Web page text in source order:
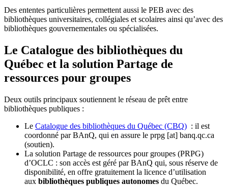
Des ententes particulières permettent aussi le PEB avec des
bibliothèques universitaires, collégiales et scolaires ainsi qu’avec des
bibliothèques gouvernementales ou spécialisées.
Le Catalogue des bibliothèques du
Québec et la solution Partage de
ressources pour groupes
Deux outils principaux soutiennent le réseau de prêt entre
bibliothèques publiques :
Le Catalogue des bibliothèques du Québec (CBQ) : il est
coordonné par BAnQ, qui en assure le prpg [at] banq.qc.ca
(soutien).
La solution Partage de ressources pour groupes (PRPG)
d’OCLC : son accès est géré par BAnQ qui, sous réserve de
disponibilité, en offre gratuitement la licence d’utilisation
aux bibliothèques publiques autonomes du Québec.